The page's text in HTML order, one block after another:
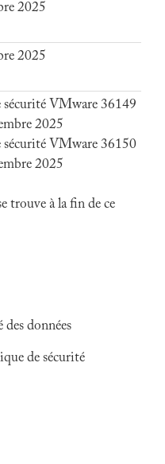
2025
2025
VMware 36149
2025
VMware 36150
2025
trouve à la fin de ce
données
de sécurité